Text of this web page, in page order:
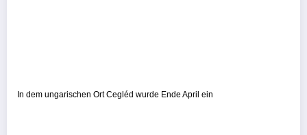
In dem ungarischen Ort Cegléd wurde Ende April ein